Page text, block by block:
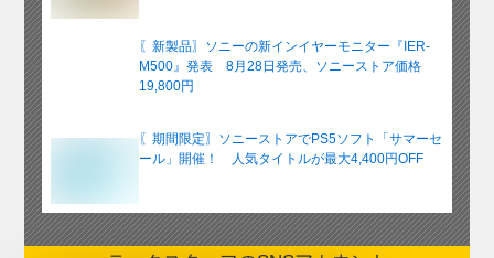
〖新製品〗ソニーの新インイヤーモニター『IER-
M500』発表 8月28日発売、ソニーストア価格
19,800円
〖期間限定〗ソニーストアでPS5ソフト「サマーセ
ール」開催！ 人気タイトルが最大4,400円OFF